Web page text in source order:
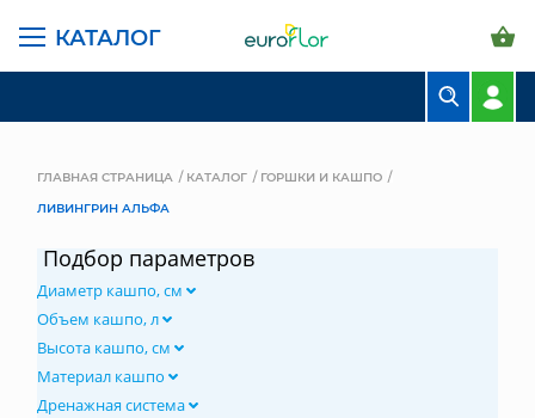
КАТАЛОГ
СВАДЕБНАЯ ФЛОРИСТИКА
ГЛАВНАЯ СТРАНИЦА КАТАЛОГ
ГОРШКИ И КАШПО
ЛИВИНГРИН АЛЬФА
Подбор параметров
Диаметр кашпо, см
Объем кашпо, л
Высота кашпо, см
Материал кашпо
Дренажная система